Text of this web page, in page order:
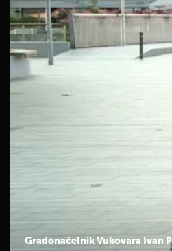
Gradonačelnik Vukovara Ivan
Penava uoči obljetnice u
gdje će tko biti i tko će s kim i o